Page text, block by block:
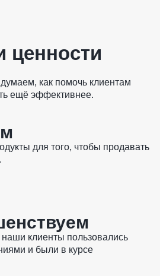
ценности
как помочь клиентам
ещё эффективнее.
для того, чтобы продавать
клиенты пользовались
и были в курсе